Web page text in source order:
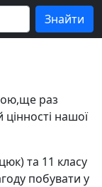
раз
цінності нашої
та 11 класу
побувати у